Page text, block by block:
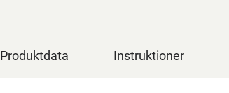
Produktdata Instruktioner